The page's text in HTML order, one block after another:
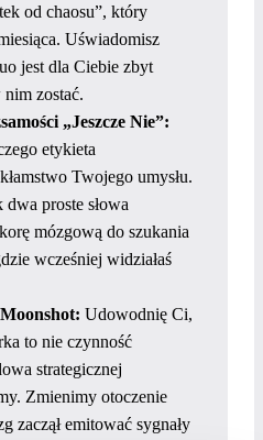
od chaosu”, który
Uświadomisz
jest dla Ciebie zbyt
zostać.
„Jeszcze Nie”:
etykieta
Twojego umysłu.
proste słowa
mózgową do szukania
wcześniej widziałaś
Udowodnię Ci,
to nie czynność
strategicznej
Zmienimy otoczenie
zaczął emitować sygnały